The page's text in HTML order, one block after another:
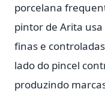
porcelana
pintor de Arita
finas e
lado do pincel
produzindo